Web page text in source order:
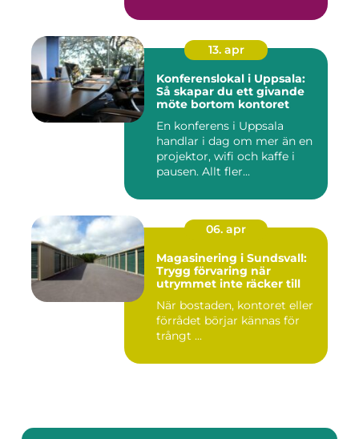
13. apr
Konferenslokal i Uppsala:
Så skapar du ett givande
möte bortom kontoret
En konferens i Uppsala
handlar i dag om mer än en
projektor, wifi och kaffe i
pausen. Allt fler...
06. apr
Magasinering i Sundsvall:
Trygg förvaring när
utrymmet inte räcker till
När bostaden, kontoret eller
förrådet börjar kännas för
trångt ...